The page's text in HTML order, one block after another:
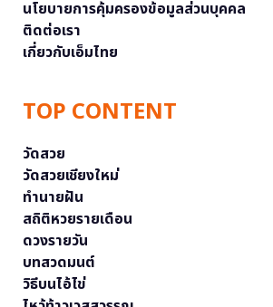
นโยบายการคุ้มครองข้อมูลส่วนบุคคล
ติดต่อเรา
เกี่ยวกับเอ็มไทย
TOP CONTENT
วัดสวย
วัดสวยเชียงใหม่
ทำนายฝัน
สถิติหวยรายเดือน
ดวงรายวัน
บทสวดมนต์
วิธีบนไอ้ไข่